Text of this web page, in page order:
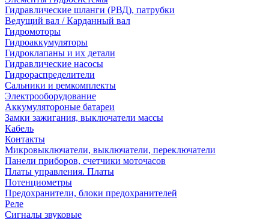
Гидравлические шланги (РВД), патрубки
Ведущий вал / Карданный вал
Гидромоторы
Гидроаккумуляторы
Гидроклапаны и их детали
Гидравлические насосы
Гидрораспределители
Сальники и ремкомплекты
Электрооборудование
Аккумулятороные батареи
Замки зажигания, выключатели массы
Кабель
Контакты
Микровыключатели, выключатели, переключатели
Панели приборов, счетчики моточасов
Платы управления. Платы
Потенциометры
Предохранители, блоки предохранителей
Реле
Сигналы звуковые